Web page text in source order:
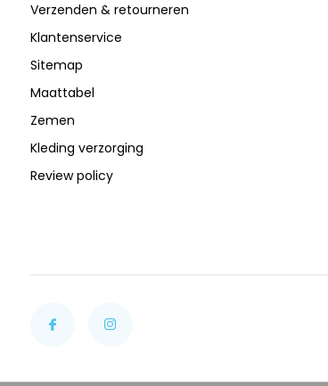
Verzenden & retourneren
Klantenservice
Sitemap
Maattabel
Zemen
Kleding verzorging
Review policy